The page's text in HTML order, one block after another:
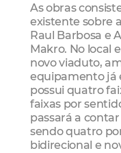
As obras
existente sobre
Raul Barbosa e
Makro. No local
novo viaduto,
equipamento já
possui quatro
faixas por
passará a
sendo quatro
bidirecional e